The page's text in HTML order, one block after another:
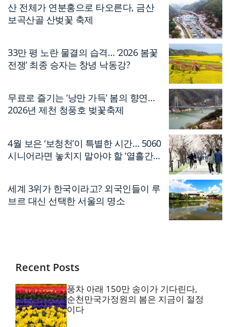
산 전체가 연분홍으로 타오른다, 금산
보곡산골 산벚꽃 축제
33만 평 노란 물결의 습격… ‘2026 봄꽃
전쟁’ 최종 승자는 창녕 낙동강?
무료로 즐기는 ‘낭만 가득’ 봄의 향연…
2026년 제천 청풍호 벚꽃축제
4월 보은 ‘보청천’이 특별한 시간… 5060
시니어라면 놓치지 말아야 할 ‘열흘간의
세계 3위가 한국이라고? 외국인들이 루
브르 대신 선택한 서울의 명소
Recent Posts
풍차 아래 150만 송이가 기다린다,
순천만국가정원의 봄은 지금이 절정
이다